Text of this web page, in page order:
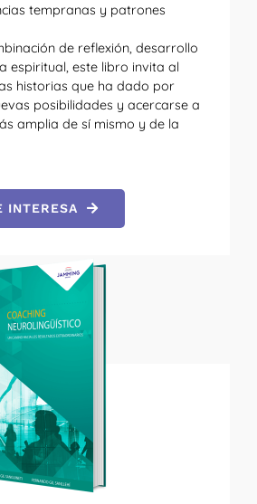
tempranas y patrones
de reflexión, desarrollo
espiritual, este libro invita al
historias que ha dado por
posibilidades y acercarse a
amplia de sí mismo y de la
INTERESA